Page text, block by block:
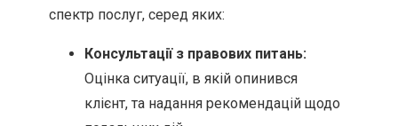
спектр послуг, серед яких:
Консультації з правових питань:
Оцінка ситуації, в якій опинився
клієнт, та надання рекомендацій щодо